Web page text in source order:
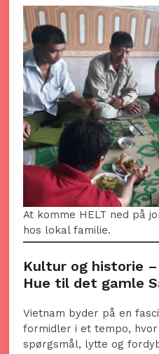
At komme HELT ned på
hos lokal familie.
Kultur og historie
Hue til det gamle
Vietnam byder på en
formidler i et tempo,
spørgsmål, lytte og